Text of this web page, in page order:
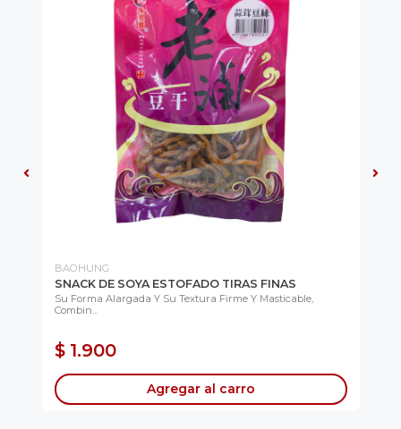
BAOHUNG
SNACK DE SOYA ESTOFADO TIRAS FINAS
Su Forma Alargada Y Su Textura Firme Y Masticable,
Combin...
$ 1.900
Agregar al carro